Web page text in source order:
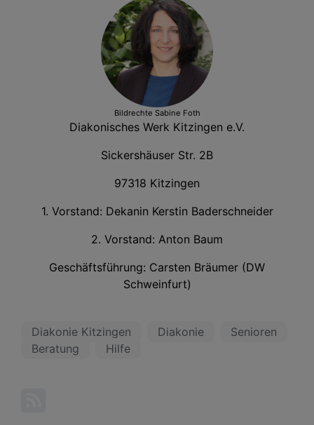
Bildrechte Sabine Foth
Diakonisches Werk Kitzingen e.V.
Sickershäuser Str. 2B
97318 Kitzingen
1. Vorstand: Dekanin Kerstin Baderschneider
2. Vorstand: Anton Baum
Geschäftsführung: Carsten Bräumer (DW
Schweinfurt)
Diakonie Kitzingen Diakonie
Senioren
Beratung
Hilfe